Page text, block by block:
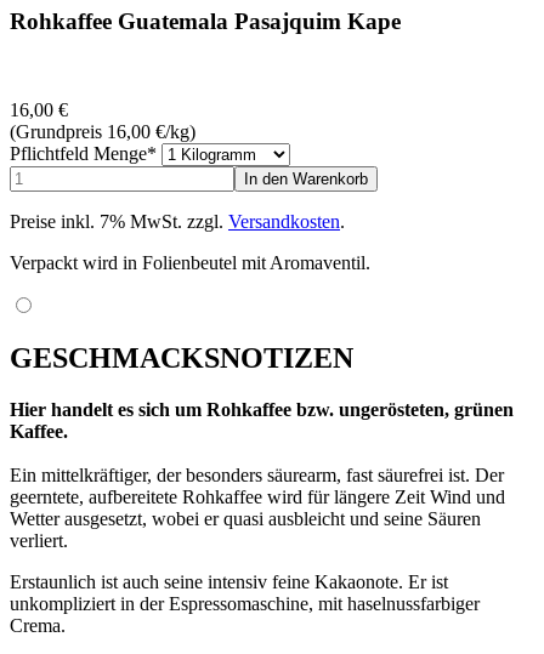
Rohkaffee Guatemala Pasajquim Kape
16,00 €
(Grundpreis 16,00 €/kg)
Pflichtfeld Menge*
Preise inkl. 7% MwSt. zzgl. Versandkosten.
Verpackt wird in Folienbeutel mit Aromaventil.
GESCHMACKSNOTIZEN
Hier handelt es sich um Rohkaffee bzw. ungerösteten, grünen
Kaffee.
Ein mittelkräftiger, der besonders säurearm, fast säurefrei ist. Der
geerntete, aufbereitete Rohkaffee wird für längere Zeit Wind und
Wetter ausgesetzt, wobei er quasi ausbleicht und seine Säuren
verliert.
Erstaunlich ist auch seine intensiv feine Kakaonote. Er ist
unkompliziert in der Espressomaschine, mit haselnussfarbiger
Crema.